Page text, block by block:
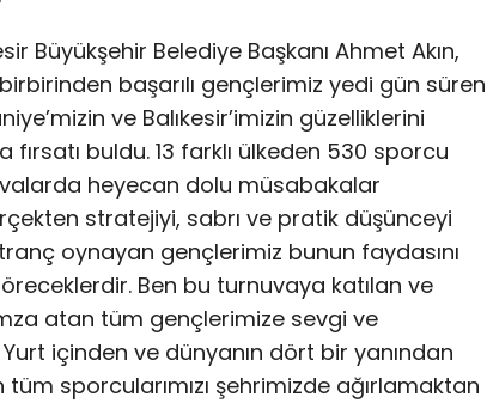
Büyükşehir Belediye Başkanı Ahmet Akın,
başarılı gençlerimiz yedi gün süren
ve Balıkesir’imizin güzelliklerini
fırsatı buldu. 13 farklı ülkeden 530 sporcu
heyecan dolu müsabakalar
stratejiyi, sabrı ve pratik düşünceyi
oynayan gençlerimiz bunun faydasını
Ben bu turnuvaya katılan ve
atan tüm gençlerimize sevgi ve
Yurt içinden ve dünyanın dört bir yanından
sporcularımızı şehrimizde ağırlamaktan